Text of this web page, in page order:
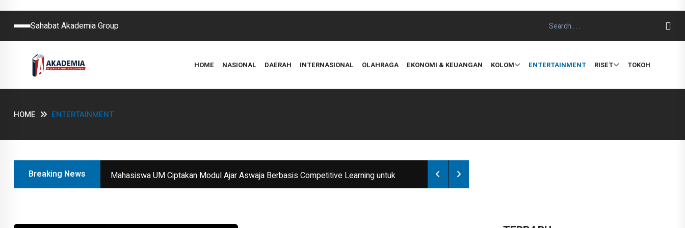
Sahabat Akademia Group
HOME NASIONAL DAERAH INTERNASIONAL OLAHRAGA EKONOMI & KEUANGAN KOLOM ENTERTAINMENT RISET TOKOH
HOME ENTERTAINMENT
Breaking News
Mahasiswa UM Ciptakan Modul Ajar Aswaja Berbasis Competitive Learning untuk
Tingkatkan Pembelajaran di Madrasah